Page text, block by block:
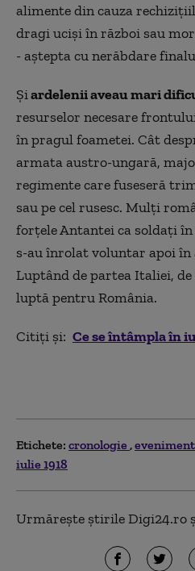
alimente din cauza
dragi ucişi în război sau
- aştepta cu nerăbdare
Şiardelenii aveau mari
resurselor necesare
în pragul foametei. Cât
armata austro-ungară,
regimente care fuseseră
sau pe cel rusesc. Mulţi
forţele Antantei ca soldaţi
s-au înrolat voluntar apoi
Luptând de partea Italiei,
luptă pentru România.
Citiți și: Ce se întâmpla în
Etichete: cronologie
iulie 1918
Urmărește știrile Digi24.ro